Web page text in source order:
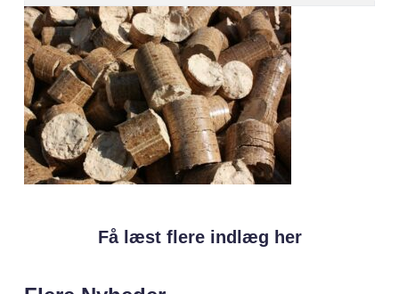
Få læst flere indlæg her